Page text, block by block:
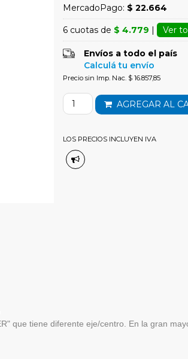
MercadoPago: $ 22.664
6 cuotas de $ 4.779 | Ver
Envíos a todo el país
Calculá tu envío
Precio sin Imp. Nac. $ 16.857,85
AGREGAR AL
LOS PRECIOS INCLUYEN IVA
que tiene diferente eje/centro. En la gran